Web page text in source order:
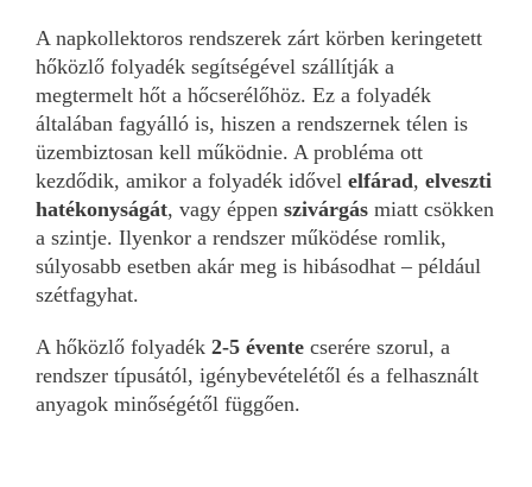
A napkollektoros rendszerek zárt körben keringetett
hőközlő folyadék segítségével szállítják a
megtermelt hőt a hőcserélőhöz. Ez a folyadék
általában fagyálló is, hiszen a rendszernek télen is
üzembiztosan kell működnie. A probléma ott
kezdődik, amikor a folyadék idővel elfárad, elveszti
hatékonyságát, vagy éppen szivárgás miatt csökken
a szintje. Ilyenkor a rendszer működése romlik,
súlyosabb esetben akár meg is hibásodhat – például
szétfagyhat.
A hőközlő folyadék 2-5 évente cserére szorul, a
rendszer típusától, igénybevételétől és a felhasznált
anyagok minőségétől függően.